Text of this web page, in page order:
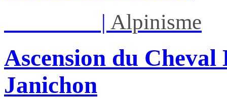
| Alpinisme
Ascension du
Janichon